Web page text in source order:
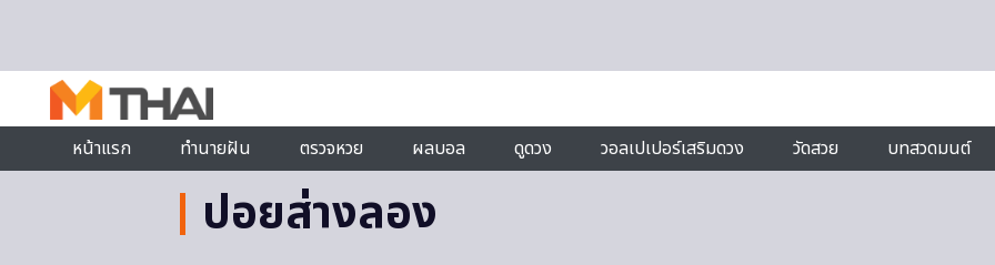
หน้าแรก
ทำนายฝัน ตรวจหวย ผลบอล ดูดวง วอลเปเปอร์เสริมดวง วัดสวย บทสวดมนต์
ปอยส่างลอง